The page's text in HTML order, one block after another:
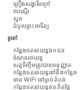
គ្រឿងសង្ហារឹមក្រៅ
រាបស្មើរ
សួន
ដំបូលព្រះអាទិត្យ
ទូទៅ
កន្លែងចតរថយន្តឯកជន
ចំណតរថយន្ត
សត្វចិញ្ចឹមត្រូវបានអនុញ្ញាត
កន្លែងចតរថយន្តនៅនឹងកន្លែង
មាន WiFi នៅគ្រប់តំបន់
កន្លែងចតរថយន្តឥតគិតថ្លៃ